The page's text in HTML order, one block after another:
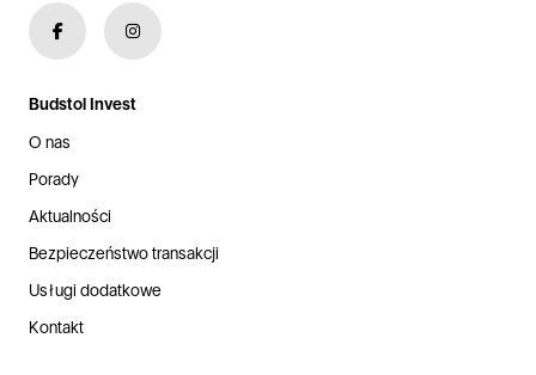
Budstol Invest
O nas
Porady
Aktualności
Bezpieczeństwo transakcji
Usługi dodatkowe
Kontakt